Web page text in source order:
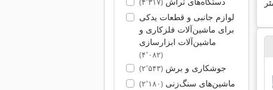
(۴٬۳۱۷)
لوازم جانبی و قطعات یدکی
برای ماشین‌آلات فلزکاری و
ماشین‌آلات ابزارسازی
(۴٬۰۸۲)
جوشکاری و برش(۲٬۵۴۳)
ماشین‌های سنگ‌زنی(۲٬۱۸۰)